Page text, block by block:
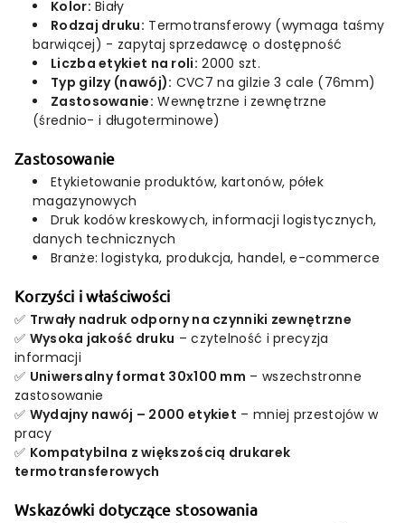
Kolor: Biały
Rodzaj druku: Termotransferowy (wymaga taśmy
barwiącej) - zapytaj sprzedawcę o dostępność
Liczba etykiet na roli: 2000 szt.
Typ gilzy (nawój): CVC7 na gilzie 3 cale (76mm)
Zastosowanie: Wewnętrzne i zewnętrzne
(średnio- i długoterminowe)
Zastosowanie
Etykietowanie produktów, kartonów, półek
magazynowych
Druk kodów kreskowych, informacji logistycznych,
danych technicznych
Branże: logistyka, produkcja, handel, e-commerce
Korzyści i właściwości
✅ Trwały nadruk odporny na czynniki zewnętrzne
✅ Wysoka jakość druku – czytelność i precyzja
informacji
✅ Uniwersalny format 30x100 mm – wszechstronne
zastosowanie
✅ Wydajny nawój – 2000 etykiet – mniej przestojów w
pracy
✅ Kompatybilna z większością drukarek
termotransferowych
Wskazówki dotyczące stosowania